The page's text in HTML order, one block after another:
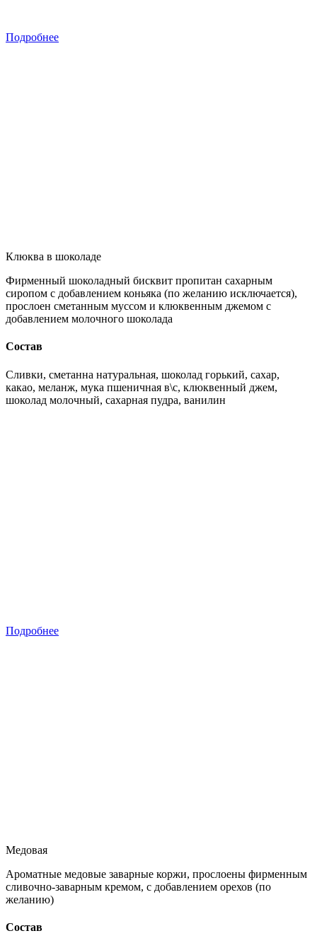
Подробнее
Клюква в шоколаде
Фирменный шоколадный бисквит пропитан сахарным
сиропом с добавлением коньяка (по желанию исключается),
прослоен сметанным муссом и клюквенным джемом с
добавлением молочного шоколада
Состав
Сливки, сметанна натуральная, шоколад горький, сахар,
какао, меланж, мука пшеничная в\с, клюквенный джем,
шоколад молочный, сахарная пудра, ванилин
Подробнее
Медовая
Ароматные медовые заварные коржи, прослоены фирменным
сливочно-заварным кремом, с добавлением орехов (по
желанию)
Состав